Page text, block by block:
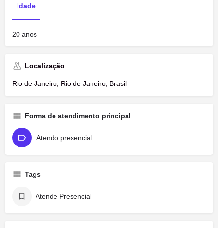
Idade
20 anos
Localização
Rio de Janeiro, Rio de Janeiro, Brasil
Forma de atendimento principal
Atendo presencial
Tags
Atende Presencial